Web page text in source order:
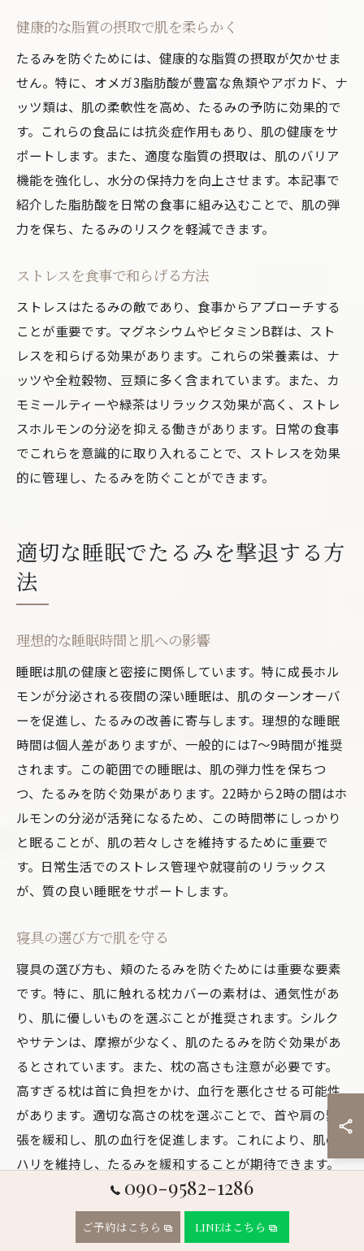
健康的な脂質の摂取で肌を柔らかく
たるみを防ぐためには、健康的な脂質の摂取が欠かせま
せん。特に、オメガ3脂肪酸が豊富な魚類やアボカド、ナ
ッツ類は、肌の柔軟性を高め、たるみの予防に効果的で
す。これらの食品には抗炎症作用もあり、肌の健康をサ
ポートします。また、適度な脂質の摂取は、肌のバリア
機能を強化し、水分の保持力を向上させます。本記事で
紹介した脂肪酸を日常の食事に組み込むことで、肌の弾
力を保ち、たるみのリスクを軽減できます。
ストレスを食事で和らげる方法
ストレスはたるみの敵であり、食事からアプローチする
ことが重要です。マグネシウムやビタミンB群は、スト
レスを和らげる効果があります。これらの栄養素は、ナ
ッツや全粒穀物、豆類に多く含まれています。また、カ
モミールティーや緑茶はリラックス効果が高く、ストレ
スホルモンの分泌を抑える働きがあります。日常の食事
でこれらを意識的に取り入れることで、ストレスを効果
的に管理し、たるみを防ぐことができます。
適切な睡眠でたるみを撃退する方
法
理想的な睡眠時間と肌への影響
睡眠は肌の健康と密接に関係しています。特に成長ホル
モンが分泌される夜間の深い睡眠は、肌のターンオーバ
ーを促進し、たるみの改善に寄与します。理想的な睡眠
時間は個人差がありますが、一般的には7〜9時間が推奨
されます。この範囲での睡眠は、肌の弾力性を保ちつ
つ、たるみを防ぐ効果があります。22時から2時の間はホ
ルモンの分泌が活発になるため、この時間帯にしっかり
と眠ることが、肌の若々しさを維持するために重要で
す。日常生活でのストレス管理や就寝前のリラックス
が、質の良い睡眠をサポートします。
寝具の選び方で肌を守る
寝具の選び方も、頬のたるみを防ぐためには重要な要素
です。特に、肌に触れる枕カバーの素材は、通気性があ
り、肌に優しいものを選ぶことが推奨されます。シルク
やサテンは、摩擦が少なく、肌のたるみを防ぐ効果があ
るとされています。また、枕の高さも注意が必要です。
高すぎる枕は首に負担をかけ、血行を悪化させる可能性
があります。適切な高さの枕を選ぶことで、首や肩の緊
張を緩和し、肌の血行を促進します。これにより、肌の
ハリを維持し、たるみを緩和することが期待できます。
快適な寝具環境を整えることが、毎日の肌ケアの一環と
して有効です。
090-9582-1286
ご予約はこちら LINEはこちら